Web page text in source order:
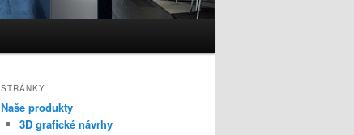
STRÁNKY
Naše produkty
3D grafické návrhy